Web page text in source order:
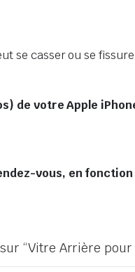
se casser ou se
de votre Apple
vous, en
“Vitre Arrière pour